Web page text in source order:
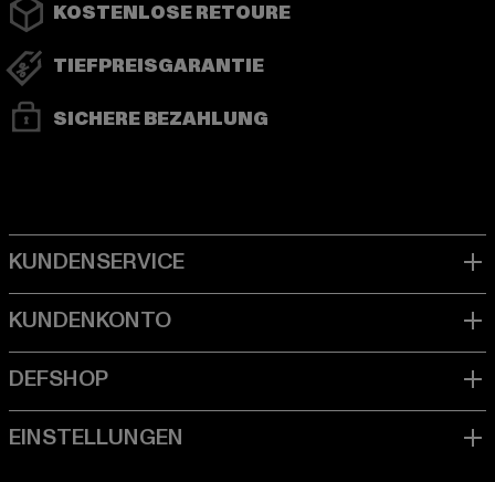
KOSTENLOSE RETOURE
TIEFPREISGARANTIE
SICHERE BEZAHLUNG